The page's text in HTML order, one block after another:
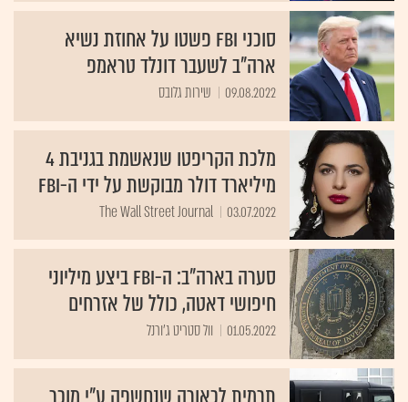
סוכני FBI פשטו על אחוזת נשיא
ארה"ב לשעבר דונלד טראמפ
09.08.2022 שירות גלובס
מלכת הקריפטו שנאשמת בגניבת 4
מיליארד דולר מבוקשת על ידי ה-FBI
03.07.2022
The Wall Street Journal
סערה בארה"ב: ה-FBI ביצע מיליוני
חיפושי דאטה, כולל של אזרחים
01.05.2022 וול סטריט ג'ורנל